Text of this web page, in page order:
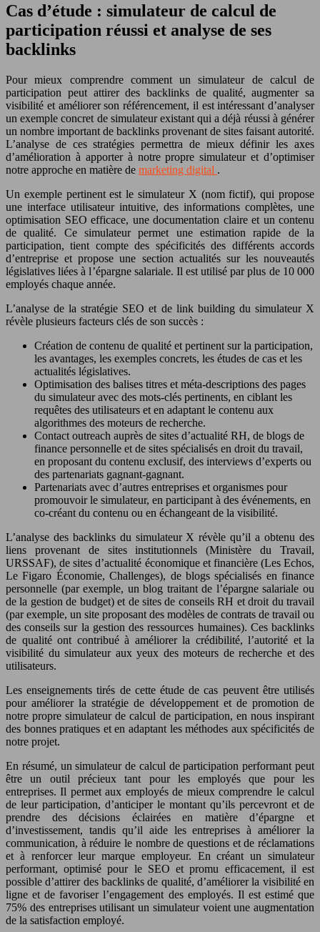
Cas d’étude : simulateur de calcul de
participation réussi et analyse de ses
backlinks
Pour mieux comprendre comment un simulateur de calcul de
participation peut attirer des backlinks de qualité, augmenter sa
visibilité et améliorer son référencement, il est intéressant d’analyser
un exemple concret de simulateur existant qui a déjà réussi à générer
un nombre important de backlinks provenant de sites faisant autorité.
L’analyse de ces stratégies permettra de mieux définir les axes
d’amélioration à apporter à notre propre simulateur et d’optimiser
notre approche en matière de marketing digital .
Un exemple pertinent est le simulateur X (nom fictif), qui propose
une interface utilisateur intuitive, des informations complètes, une
optimisation SEO efficace, une documentation claire et un contenu
de qualité. Ce simulateur permet une estimation rapide de la
participation, tient compte des spécificités des différents accords
d’entreprise et propose une section actualités sur les nouveautés
législatives liées à l’épargne salariale. Il est utilisé par plus de 10 000
employés chaque année.
L’analyse de la stratégie SEO et de link building du simulateur X
révèle plusieurs facteurs clés de son succès :
Création de contenu de qualité et pertinent sur la participation,
les avantages, les exemples concrets, les études de cas et les
actualités législatives.
Optimisation des balises titres et méta-descriptions des pages
du simulateur avec des mots-clés pertinents, en ciblant les
requêtes des utilisateurs et en adaptant le contenu aux
algorithmes des moteurs de recherche.
Contact outreach auprès de sites d’actualité RH, de blogs de
finance personnelle et de sites spécialisés en droit du travail,
en proposant du contenu exclusif, des interviews d’experts ou
des partenariats gagnant-gagnant.
Partenariats avec d’autres entreprises et organismes pour
promouvoir le simulateur, en participant à des événements, en
co-créant du contenu ou en échangeant de la visibilité.
L’analyse des backlinks du simulateur X révèle qu’il a obtenu des
liens provenant de sites institutionnels (Ministère du Travail,
URSSAF), de sites d’actualité économique et financière (Les Echos,
Le Figaro Économie, Challenges), de blogs spécialisés en finance
personnelle (par exemple, un blog traitant de l’épargne salariale ou
de la gestion de budget) et de sites de conseils RH et droit du travail
(par exemple, un site proposant des modèles de contrats de travail ou
des conseils sur la gestion des ressources humaines). Ces backlinks
de qualité ont contribué à améliorer la crédibilité, l’autorité et la
visibilité du simulateur aux yeux des moteurs de recherche et des
utilisateurs.
Les enseignements tirés de cette étude de cas peuvent être utilisés
pour améliorer la stratégie de développement et de promotion de
notre propre simulateur de calcul de participation, en nous inspirant
des bonnes pratiques et en adaptant les méthodes aux spécificités de
notre projet.
En résumé, un simulateur de calcul de participation performant peut
être un outil précieux tant pour les employés que pour les
entreprises. Il permet aux employés de mieux comprendre le calcul
de leur participation, d’anticiper le montant qu’ils percevront et de
prendre des décisions éclairées en matière d’épargne et
d’investissement, tandis qu’il aide les entreprises à améliorer la
communication, à réduire le nombre de questions et de réclamations
et à renforcer leur marque employeur. En créant un simulateur
performant, optimisé pour le SEO et promu efficacement, il est
possible d’attirer des backlinks de qualité, d’améliorer la visibilité en
ligne et de favoriser l’engagement des employés. Il est estimé que
75% des entreprises utilisant un simulateur voient une augmentation
de la satisfaction employé.